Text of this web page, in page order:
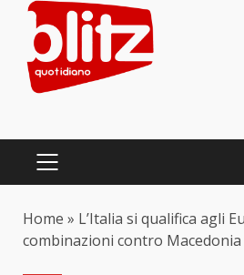
content
PRIMARY
Home » L’Italia si qualifica agli
combinazioni contro Macedonia